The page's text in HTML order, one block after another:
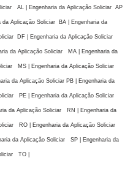
AL | Engenharia da Aplicação Soliciar AP
Aplicação Soliciar BA | Engenharia da
DF | Engenharia da Aplicação Soliciar
da Aplicação Soliciar MA | Engenharia da
MS | Engenharia da Aplicação Soliciar
da Aplicação Soliciar PB | Engenharia da
PE | Engenharia da Aplicação Soliciar
da Aplicação Soliciar RN | Engenharia da
RO | Engenharia da Aplicação Soliciar
da Aplicação Soliciar SP | Engenharia da
TO |